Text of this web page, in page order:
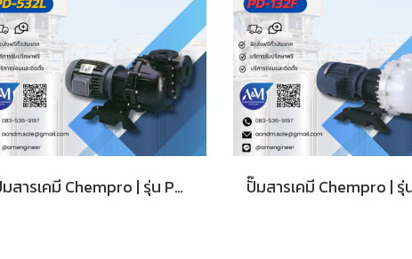
ปั๊มสารเคมี Chempro | รุ่น PD-532L